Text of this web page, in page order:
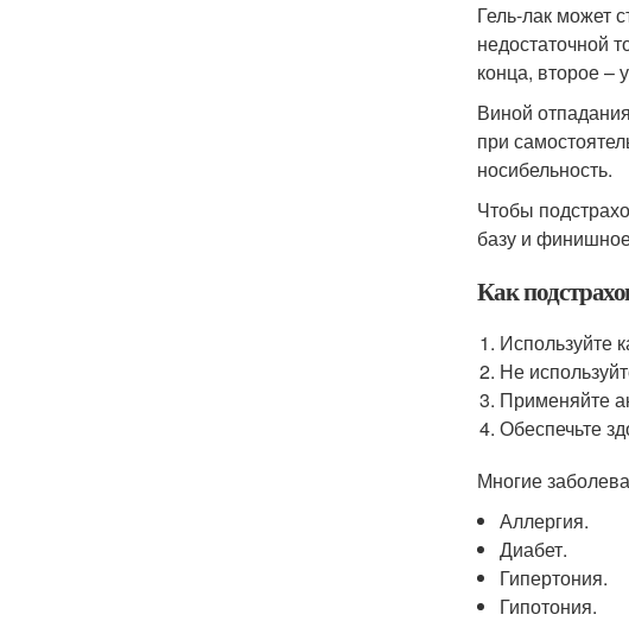
Гель-лак может
недостаточной
конца, второе –
Виной
при
носибельность.
Чтобы
базу и
Как
Используйте
Не
Применяйте
Обеспечьте
Многие
Аллергия.
Диабет.
Гипертония.
Гипотония.